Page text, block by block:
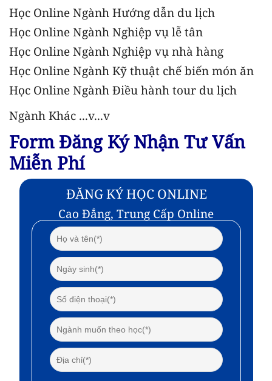
Học Online Ngành Hướng dẫn du lịch
Học Online Ngành Nghiệp vụ lễ tân
Học Online Ngành Nghiệp vụ nhà hàng
Học Online Ngành Kỹ thuật chế biến món ăn
Học Online Ngành Điều hành tour du lịch
Ngành Khác ...v...v
Form Đăng Ký Nhận Tư Vấn
Miễn Phí
ĐĂNG KÝ HỌC ONLINE
Cao Đẳng, Trung Cấp Online